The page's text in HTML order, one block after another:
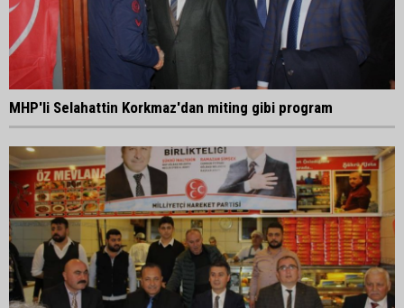
MHP'li Selahattin Korkmaz'dan miting gibi program